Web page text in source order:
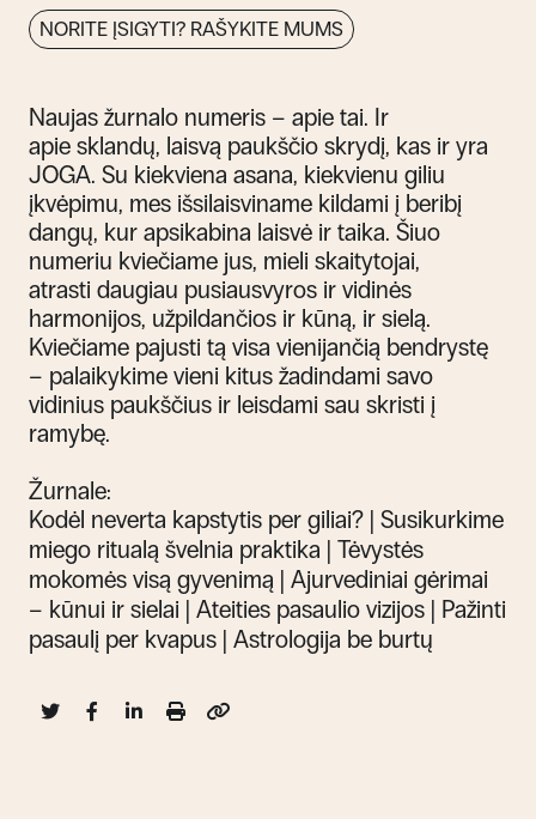
NORITE ĮSIGYTI? RAŠYKITE MUMS
Naujas žurnalo numeris – apie tai. Ir
apie sklandų, laisvą paukščio skrydį, kas ir yra
JOGA. Su kiekviena asana, kiekvienu giliu
įkvėpimu, mes išsilaisviname kildami į beribį
dangų, kur apsikabina laisvė ir taika. Šiuo
numeriu kviečiame jus, mieli skaitytojai,
atrasti daugiau pusiausvyros ir vidinės
harmonijos, užpildančios ir kūną, ir sielą.
Kviečiame pajusti tą visa vienijančią bendrystę
– palaikykime vieni kitus žadindami savo
vidinius paukščius ir leisdami sau skristi į
ramybę.
Žurnale:
Kodėl neverta kapstytis per giliai? | Susikurkime
miego ritualą švelnia praktika | Tėvystės
mokomės visą gyvenimą | Ajurvediniai gėrimai
– kūnui ir sielai | Ateities pasaulio vizijos | Pažinti
pasaulį per kvapus | Astrologija be burtų